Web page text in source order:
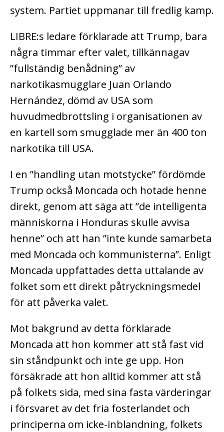
system. Partiet uppmanar till fredlig kamp.
LIBRE:s ledare förklarade att Trump, bara
några timmar efter valet, tillkännagav
”fullständig benådning” av
narkotikasmugglare Juan Orlando
Hernández, dömd av USA som
huvudmedbrottsling i organisationen av
en kartell som smugglade mer än 400 ton
narkotika till USA.
I en ”handling utan motstycke” fördömde
Trump också Moncada och hotade henne
direkt, genom att säga att ”de intelligenta
människorna i Honduras skulle avvisa
henne” och att han ”inte kunde samarbeta
med Moncada och kommunisterna”. Enligt
Moncada uppfattades detta uttalande av
folket som ett direkt påtryckningsmedel
för att påverka valet.
Mot bakgrund av detta förklarade
Moncada att hon kommer att stå fast vid
sin ståndpunkt och inte ge upp. Hon
försäkrade att hon alltid kommer att stå
på folkets sida, med sina fasta värderingar
i försvaret av det fria fosterlandet och
principerna om icke-inblandning, folkets